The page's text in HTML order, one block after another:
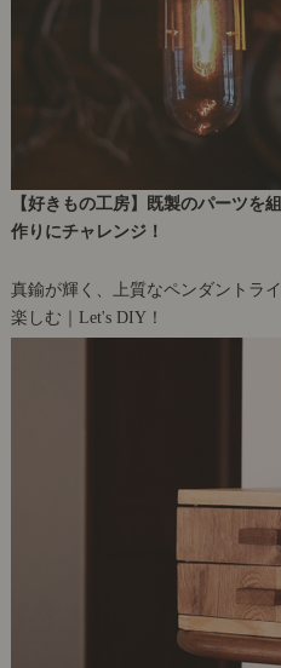
【好きもの工房】既製のパーツを
作りにチャレンジ！
真鍮が輝く、上質なペンダントラ
楽しむ｜Let's DIY！